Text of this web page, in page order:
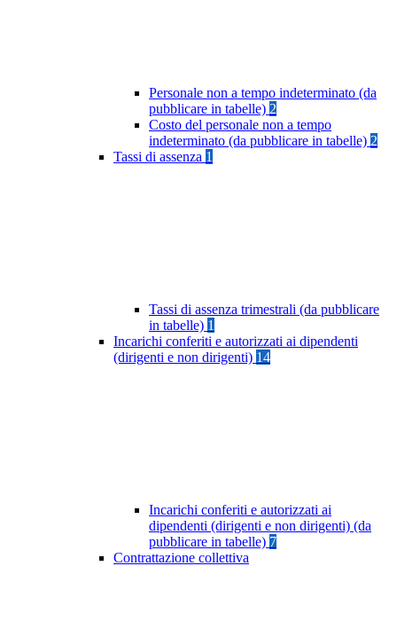
Personale non a tempo indeterminato (da
pubblicare in tabelle) 2
Costo del personale non a tempo
indeterminato (da pubblicare in tabelle) 2
Tassi di assenza 1
Tassi di assenza trimestrali (da pubblicare
in tabelle) 1
Incarichi conferiti e autorizzati ai dipendenti
(dirigenti e non dirigenti) 14
Incarichi conferiti e autorizzati ai
dipendenti (dirigenti e non dirigenti) (da
pubblicare in tabelle) 7
Contrattazione collettiva